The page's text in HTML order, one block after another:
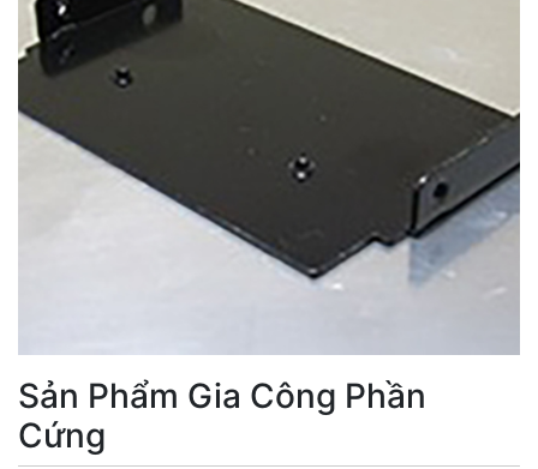
Sản Phẩm Gia Công Phần
Cứng